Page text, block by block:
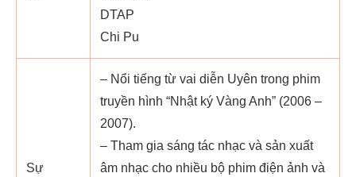
DTAP
Chi Pu
Sự
– Nổi tiếng từ vai diễn Uyên trong phim
truyền hình “Nhật ký Vàng Anh” (2006 –
2007).
– Tham gia sáng tác nhạc và sản xuất
âm nhạc cho nhiều bộ phim điện ảnh và